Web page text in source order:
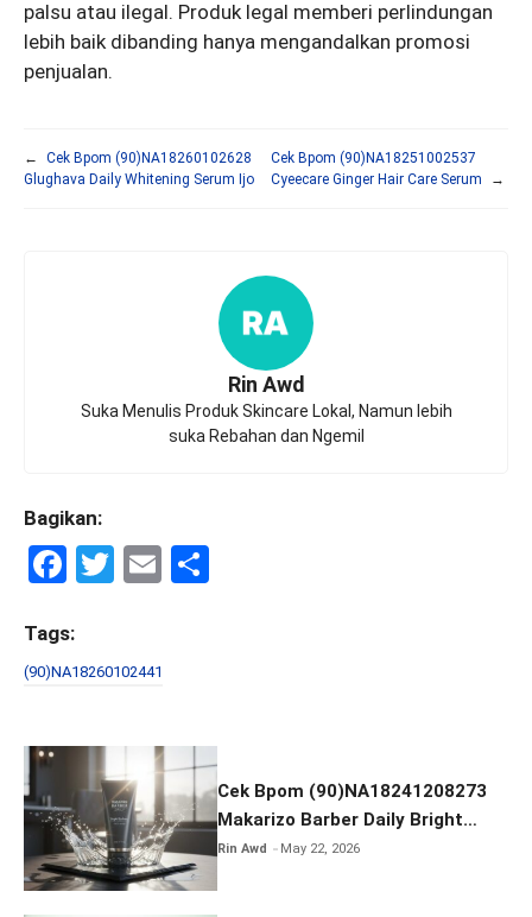
palsu atau ilegal. Produk legal memberi perlindungan
lebih baik dibanding hanya mengandalkan promosi
penjualan.
←
Cek Bpom (90)NA18260102628
Glughava Daily Whitening Serum Ijo
Cek Bpom (90)NA18251002537
Cyeecare Ginger Hair Care Serum
→
Rin Awd
Suka Menulis Produk Skincare Lokal, Namun lebih
suka Rebahan dan Ngemil
Bagikan:
F
ce
b
o
k
T
er
E
Tags:
(90)NA18260102441
Cek Bpom (90)NA18241208273
Makarizo Barber Daily Bright
Radiance Face Wash
Rin Awd May 22, 2026